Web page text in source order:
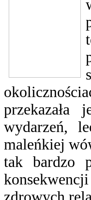
wydarzeń,
maleńkiej
tak bardzo